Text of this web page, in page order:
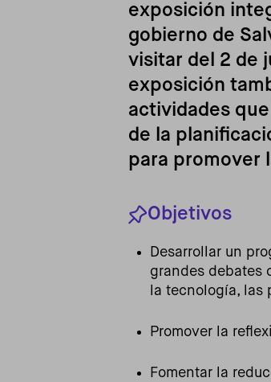
exposición
gobierno de
visitar del 2 de
exposición
actividades
de la
para promover
Objetivos
Desarrollar un
grandes debates
la tecnología,
Promover la
Fomentar la